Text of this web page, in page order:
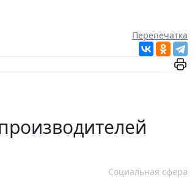
Перепечатка
Социальная сфера